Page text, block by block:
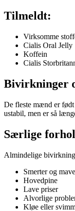
Tilmeldt:
Virksomme
Cialis Oral Jelly
Koffein
Cialis
Bivirkninger
De fleste mænd er
ustabil, men er så
Særlige
Almindelige
Smerter og
Hovedpine
Lave priser
Alvorlige
Kløe eller